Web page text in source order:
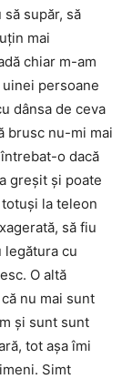
supăr, să
mai
chiar m-am
persoane
dânsa de ceva
brusc nu-mi mai
o dacă
greşit şi poate
la teleon
să fiu
legătura cu
O altă
nu mai sunt
şi sunt sunt
tot aşa îmi
Simt